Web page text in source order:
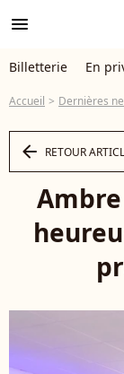
menu
Billetterie En
Accueil Dernières
arrow_left RETOUR